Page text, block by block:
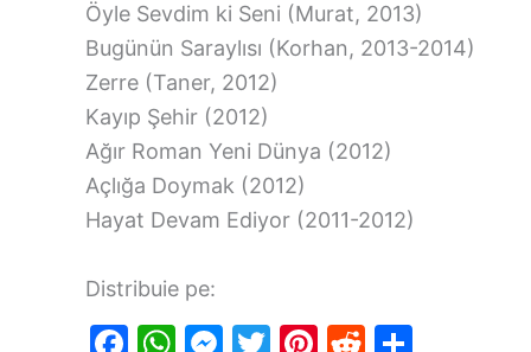
Öyle Sevdim ki Seni (Murat, 2013)
Bugünün Saraylısı (Korhan, 2013-2014)
Zerre (Taner, 2012)
Kayıp Şehir (2012)
Ağır Roman Yeni Dünya (2012)
Açlığa Doymak (2012)
Hayat Devam Ediyor (2011-2012)
Distribuie pe: